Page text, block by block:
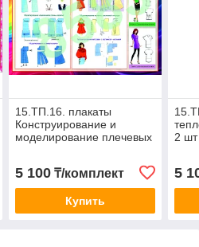
15.ТП.16. плакаты
Конструирование и
моделирование плечевых
цельнокроенным рукавом,
2 шт
5 100₸/комплект
Купить
2 шт
5